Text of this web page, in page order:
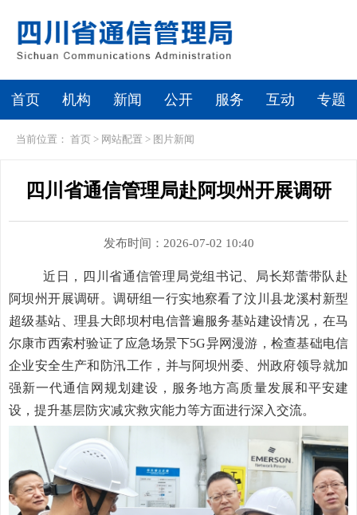
首页 机构 新闻 公开 服务 互动 专题
当前位置： 首页 > 网站配置 > 图片新闻
四川省通信管理局赴阿坝州开展调研
发布时间：2026-07-02 10:40
近日，四川省通信管理局党组书记、局长郑蕾带队赴
阿坝州开展调研。调研组一行实地察看了汶川县龙溪村新型
超级基站、理县大郎坝村电信普遍服务基站建设情况，在马
尔康市西索村验证了应急场景下5G异网漫游 ，检查基础电信
企业安全生产和防汛工作，并与阿坝州委、州政府领导就加
强新一代通信网规划建设，服务地方高质量发展和平安建
设，提升基层防灾减灾救灾能力等方面进行深入交流。